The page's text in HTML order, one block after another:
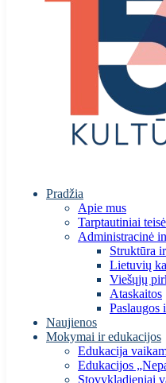
Pradžia
Apie mus
Tarptautiniai
Administracinė
Struktūra
Lietuvių
Viešųjų
Ataskaitos
Paslaugos
Naujienos
Mokymai ir edukacijos
Edukacija
Edukacijos
Stovykladieniai